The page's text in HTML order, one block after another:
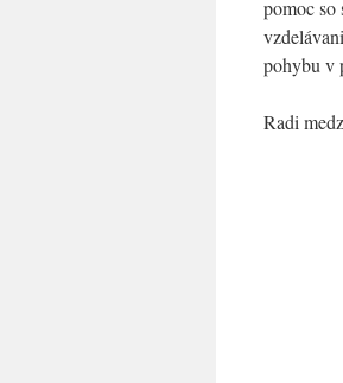
pomoc so
pohybu v
Radi